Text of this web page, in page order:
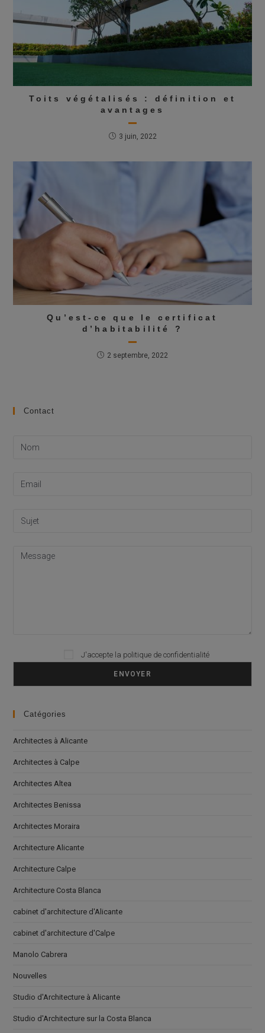
Toits végétalisés : définition et
avantages
3 juin, 2022
Qu’est-ce que le certificat
d’habitabilité ?
2 septembre, 2022
Contact
Please leave this field empty.
J'accepte la politique de confidentialité
Catégories
Architectes à Alicante
Architectes à Calpe
Architectes Altea
Architectes Benissa
Architectes Moraira
Architecture Alicante
Architecture Calpe
Architecture Costa Blanca
cabinet d'architecture d'Alicante
cabinet d'architecture d'Calpe
Manolo Cabrera
Nouvelles
Studio d'Architecture à Alicante
Studio d'Architecture sur la Costa Blanca